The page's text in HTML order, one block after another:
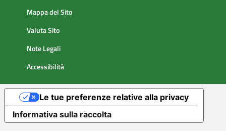
Mappa del Sito
Valuta Sito
Note Legali
Accessibilità
Informativa sulla raccolta
Le tue preferenze relative alla privacy